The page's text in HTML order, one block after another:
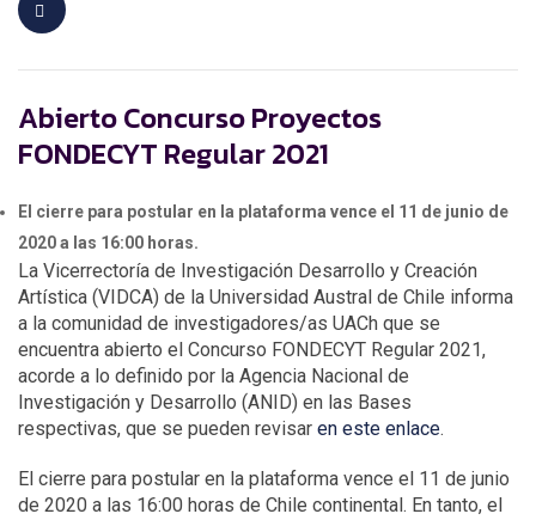
Abierto Concurso Proyectos
FONDECYT Regular 2021
El cierre para postular en la plataforma vence el 11 de junio de
2020 a las 16:00 horas.
La Vicerrectoría de Investigación Desarrollo y Creación
Artística (VIDCA) de la Universidad Austral de Chile informa
a la comunidad de investigadores/as UACh que se
encuentra abierto el Concurso FONDECYT Regular 2021,
acorde a lo definido por la Agencia Nacional de
Investigación y Desarrollo (ANID) en las Bases
respectivas, que se pueden revisar en este enlace.
El cierre para postular en la plataforma vence el 11 de junio
de 2020 a las 16:00 horas de Chile continental. En tanto, el